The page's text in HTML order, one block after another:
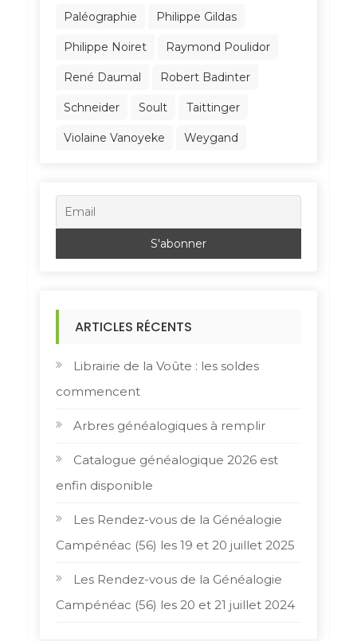
Paléographie Philippe Gildas
Philippe Noiret Raymond Poulidor
René Daumal Robert Badinter
Schneider Soult Taittinger
Violaine Vanoyeke Weygand
ARTICLES RÉCENTS
Librairie de la Voûte : les soldes
commencent
Arbres généalogiques à remplir
Catalogue généalogique 2026 est
enfin disponible
Les Rendez-vous de la Généalogie
Campénéac (56) les 19 et 20 juillet 2025
Les Rendez-vous de la Généalogie
Campénéac (56) les 20 et 21 juillet 2024